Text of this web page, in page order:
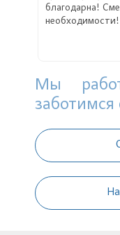
благодарна!
необходимости!
Мы
заботимся